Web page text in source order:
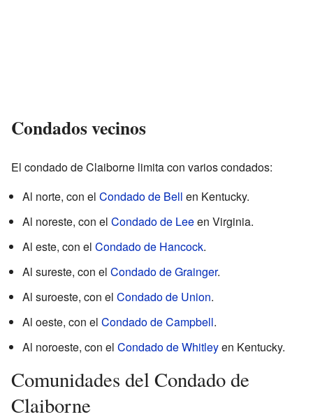
Condados vecinos
El condado de Claiborne limita con varios condados:
Al norte, con el Condado de Bell en Kentucky.
Al noreste, con el Condado de Leeen Virginia.
Al este, con el Condado de Hancock.
Al sureste, con el Condado de Grainger.
Al suroeste, con el Condado de Union.
Al oeste, con el Condado de Campbell.
Al noroeste, con el Condado de Whitleyen Kentucky.
Comunidades del Condado de
Claiborne